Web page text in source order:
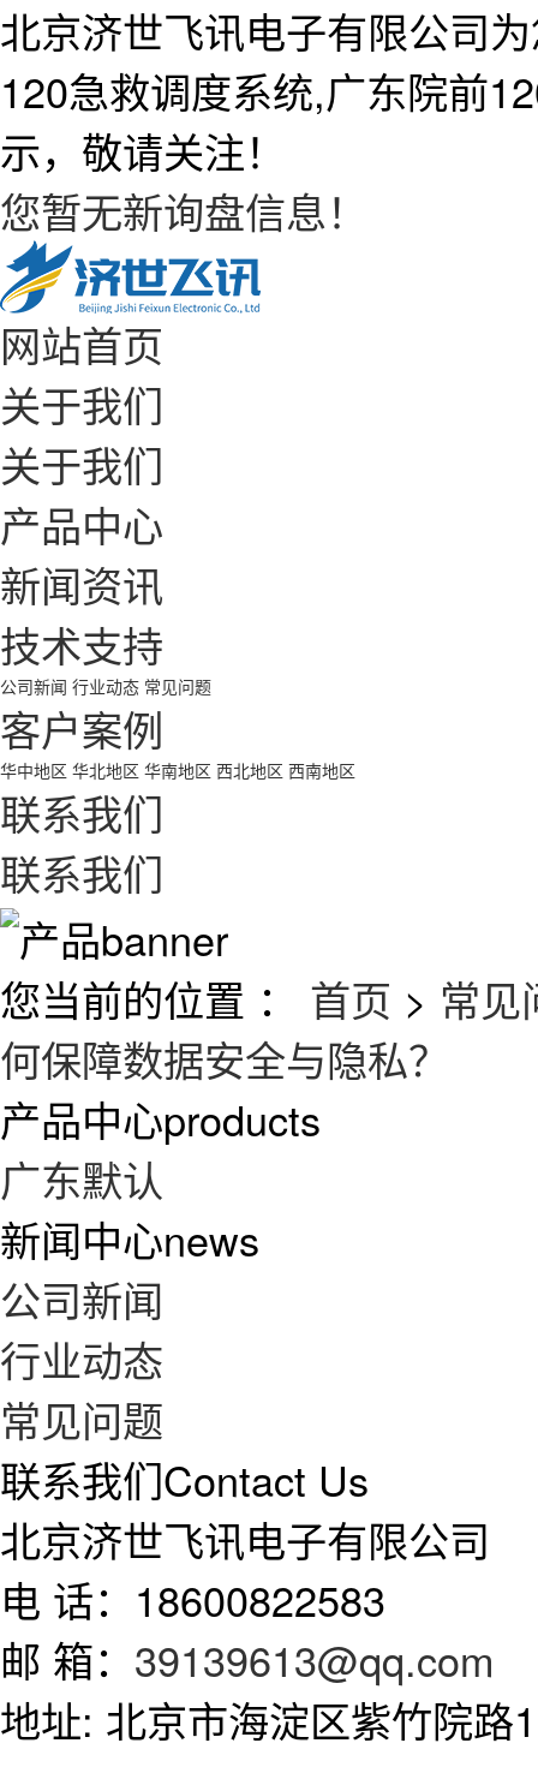
北京济世飞讯电子有限公司
120急救调度系统,广东院前
示，敬请关注！
您暂无新询盘信息！
网站首页
关于我们
关于我们
产品中心
新闻资讯
技术支持
公司新闻 行业动态 常见问题
客户案例
华中地区 华北地区 华南地区 西北地区 西南地区
联系我们
联系我们
您当前的位置 ： 首页 > 常见
何保障数据安全与隐私？
产品中心products
广东默认
新闻中心news
公司新闻
行业动态
常见问题
联系我们Contact Us
北京济世飞讯电子有限公司
电 话：18600822583
邮 箱： 39139613@qq.com
地址: 北京市海淀区紫竹院路